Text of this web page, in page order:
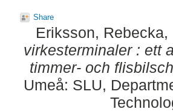
Share
Eriksson, Rebecka,
virkesterminaler : ett
timmer- och
Umeå: SLU,